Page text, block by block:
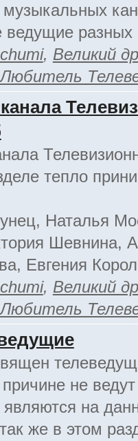
музыкальных
ведущие разных
, Великий
Любитель
тепло
Наталья
Шевнина,
Евгения
, Великий
Любитель
не
являются на
же в этом